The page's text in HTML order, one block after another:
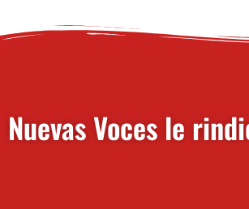
Nuevas Voces le